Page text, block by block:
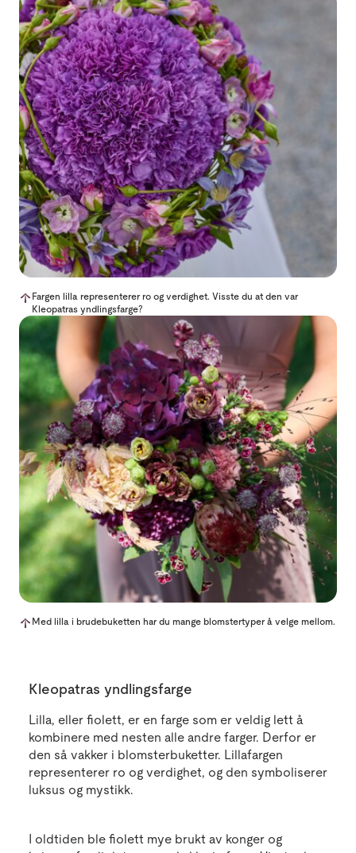
Fargen lilla representerer ro og verdighet. Visste du at den var
Kleopatras yndlingsfarge?
Med lilla i brudebuketten har du mange blomstertyper å velge mellom.
Kleopatras yndlingsfarge
Lilla, eller fiolett, er en farge som er veldig lett å
kombinere med nesten alle andre farger. Derfor er
den så vakker i blomsterbuketter. Lillafargen
representerer ro og verdighet, og den symboliserer
luksus og mystikk.
I oldtiden ble fiolett mye brukt av konger og